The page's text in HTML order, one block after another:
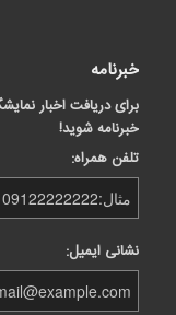
خبرنامه
برای دریافت اخبار
خبرنامه شوید!
تلفن همراه:
نشانی ایمیل: